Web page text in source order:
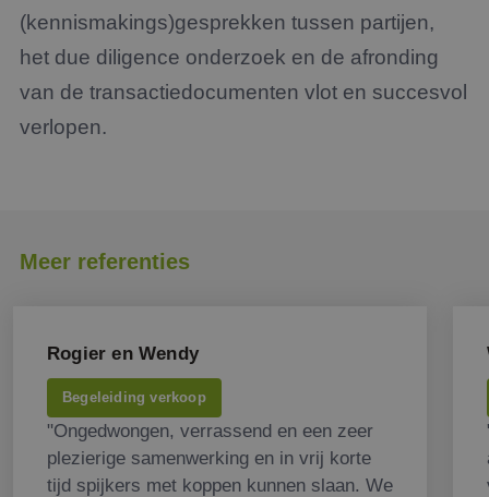
(kennismakings)gesprekken tussen partijen,
het due diligence onderzoek en de afronding
van de transactiedocumenten vlot en succesvol
verlopen.
Meer referenties
Rogier en Wendy
Begeleiding verkoop
"Ongedwongen, verrassend en een zeer
plezierige samenwerking en in vrij korte
tijd spijkers met koppen kunnen slaan. We